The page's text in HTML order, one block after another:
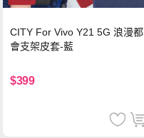
CITY For Vivo Y21 5G 浪漫都
會支架皮套-藍
$399